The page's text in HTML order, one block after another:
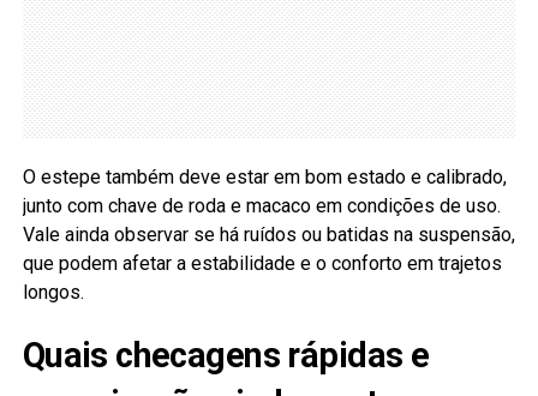
O estepe também deve estar em bom estado e calibrado,
junto com chave de roda e macaco em condições de uso.
Vale ainda observar se há ruídos ou batidas na suspensão,
que podem afetar a estabilidade e o conforto em trajetos
longos.
Quais checagens rápidas e